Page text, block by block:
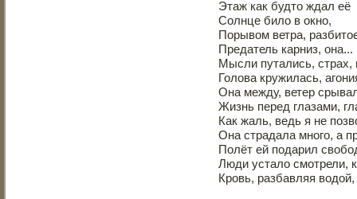
Этаж как будто ждал её
Солнце било в окно,
Порывом ветра,
Предатель карниз,
Мысли путались, страх,
Голова кружилась,
Она между, ветер
Жизнь перед глазами,
Как жаль, ведь я не
Она страдала много, а
Полёт ей подарил
Люди устало смотрели,
Кровь, разбавляя